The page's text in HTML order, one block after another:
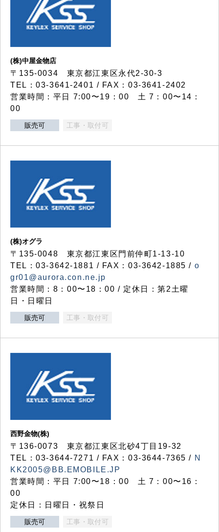
(株)中屋金物店
〒135-0034 東京都江東区永代2-30-3
TEL：03-3641-2401 / FAX：03-3641-2402
営業時間：平日 7:00〜19：00 土 7：00〜14：
00
販売可 工事・取付可
(株)オグラ
〒135-0048 東京都江東区門前仲町1-13-10
TEL：03-3642-1881 / FAX：03-3642-1885 / o
gr01@aurora.con.ne.jp
営業時間：8：00〜18：00 / 定休日：第2土曜
日・日曜日
販売可 工事・取付可
西野金物(株)
〒136-0073 東京都江東区北砂4丁目19-32
TEL：03‐3644‐7271 / FAX：03-3644-7365 / N
KK2005@BB.EMOBILE.JP
営業時間：平日 7:00〜18：00 土 7：00〜16：
00
定休日：日曜日・祝祭日
販売可 工事・取付可